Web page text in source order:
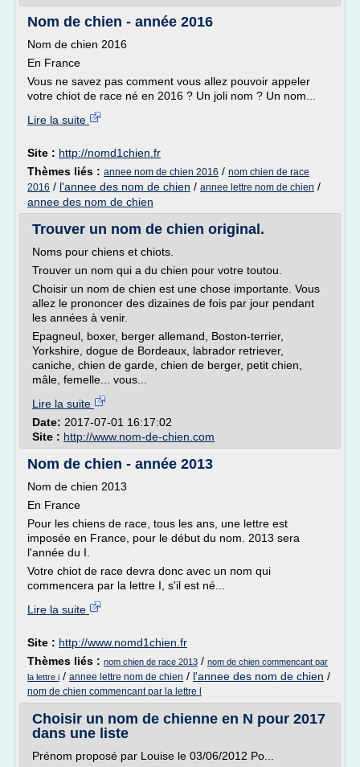
Nom de chien - année 2016
Nom de chien 2016
En France
Vous ne savez pas comment vous allez pouvoir appeler
votre chiot de race né en 2016 ? Un joli nom ? Un nom...
Lire la suite
Site : http://nomd1chien.fr
Thèmes liés : annee nom de chien 2016 / nom chien de race
2016 / l'annee des nom de chien / annee lettre nom de chien /
annee des nom de chien
Trouver un nom de chien original.
Noms pour chiens et chiots.
Trouver un nom qui a du chien pour votre toutou.
Choisir un nom de chien est une chose importante. Vous
allez le prononcer des dizaines de fois par jour pendant
les années à venir.
Epagneul, boxer, berger allemand, Boston-terrier,
Yorkshire, dogue de Bordeaux, labrador retriever,
caniche, chien de garde, chien de berger, petit chien,
mâle, femelle... vous...
Lire la suite
Date: 2017-07-01 16:17:02
Site : http://www.nom-de-chien.com
Nom de chien - année 2013
Nom de chien 2013
En France
Pour les chiens de race, tous les ans, une lettre est
imposée en France, pour le début du nom. 2013 sera
l'année du I.
Votre chiot de race devra donc avec un nom qui
commencera par la lettre I, s'il est né...
Lire la suite
Site : http://www.nomd1chien.fr
Thèmes liés : nom chien de race 2013 / nom de chien commencant par
la lettre i / annee lettre nom de chien / l'annee des nom de chien /
nom de chien commencant par la lettre l
Choisir un nom de chienne en N pour 2017
dans une liste
Prénom proposé par Louise le 03/06/2012 Po...